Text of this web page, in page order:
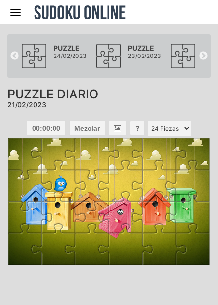
Navegación
PUZZLE
24/02/2023
PUZZLE
23/02/2023 22/
PUZZLE DIARIO
21/02/2023
00:00:00 Mezclar